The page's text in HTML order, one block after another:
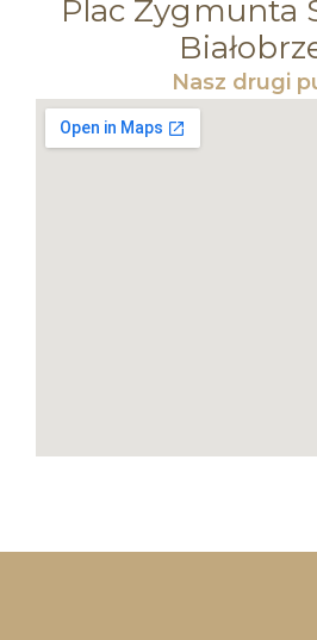
Plac Zygmunta
Nasz drugi